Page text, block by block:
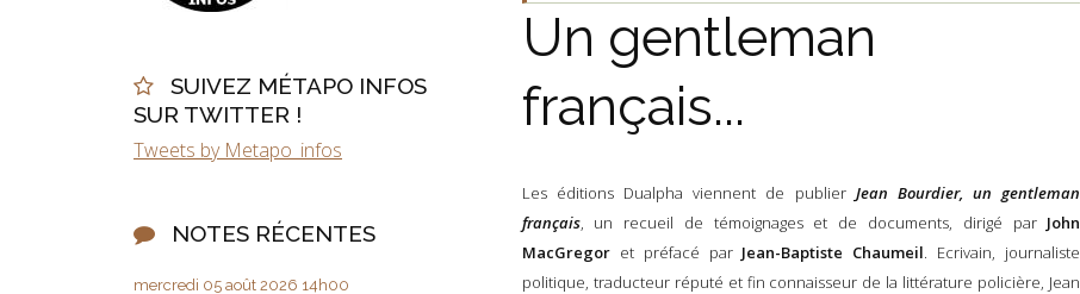
SUIVEZ MÉTAPO INFOS
SUR TWITTER !
Tweets by Metapo_infos
NOTES RÉCENTES
mercredi 05 août 2026 14h00
Un gentleman
français...
Les éditions Dualpha viennent de publier Jean Bourdier, un gentleman
français, un recueil de témoignages et de documents, dirigé par John
MacGregoret préfacé par Jean-Baptiste Chaumeil. Ecrivain, journaliste
politique, traducteur réputé et fin connaisseur de la littérature policière, Jean